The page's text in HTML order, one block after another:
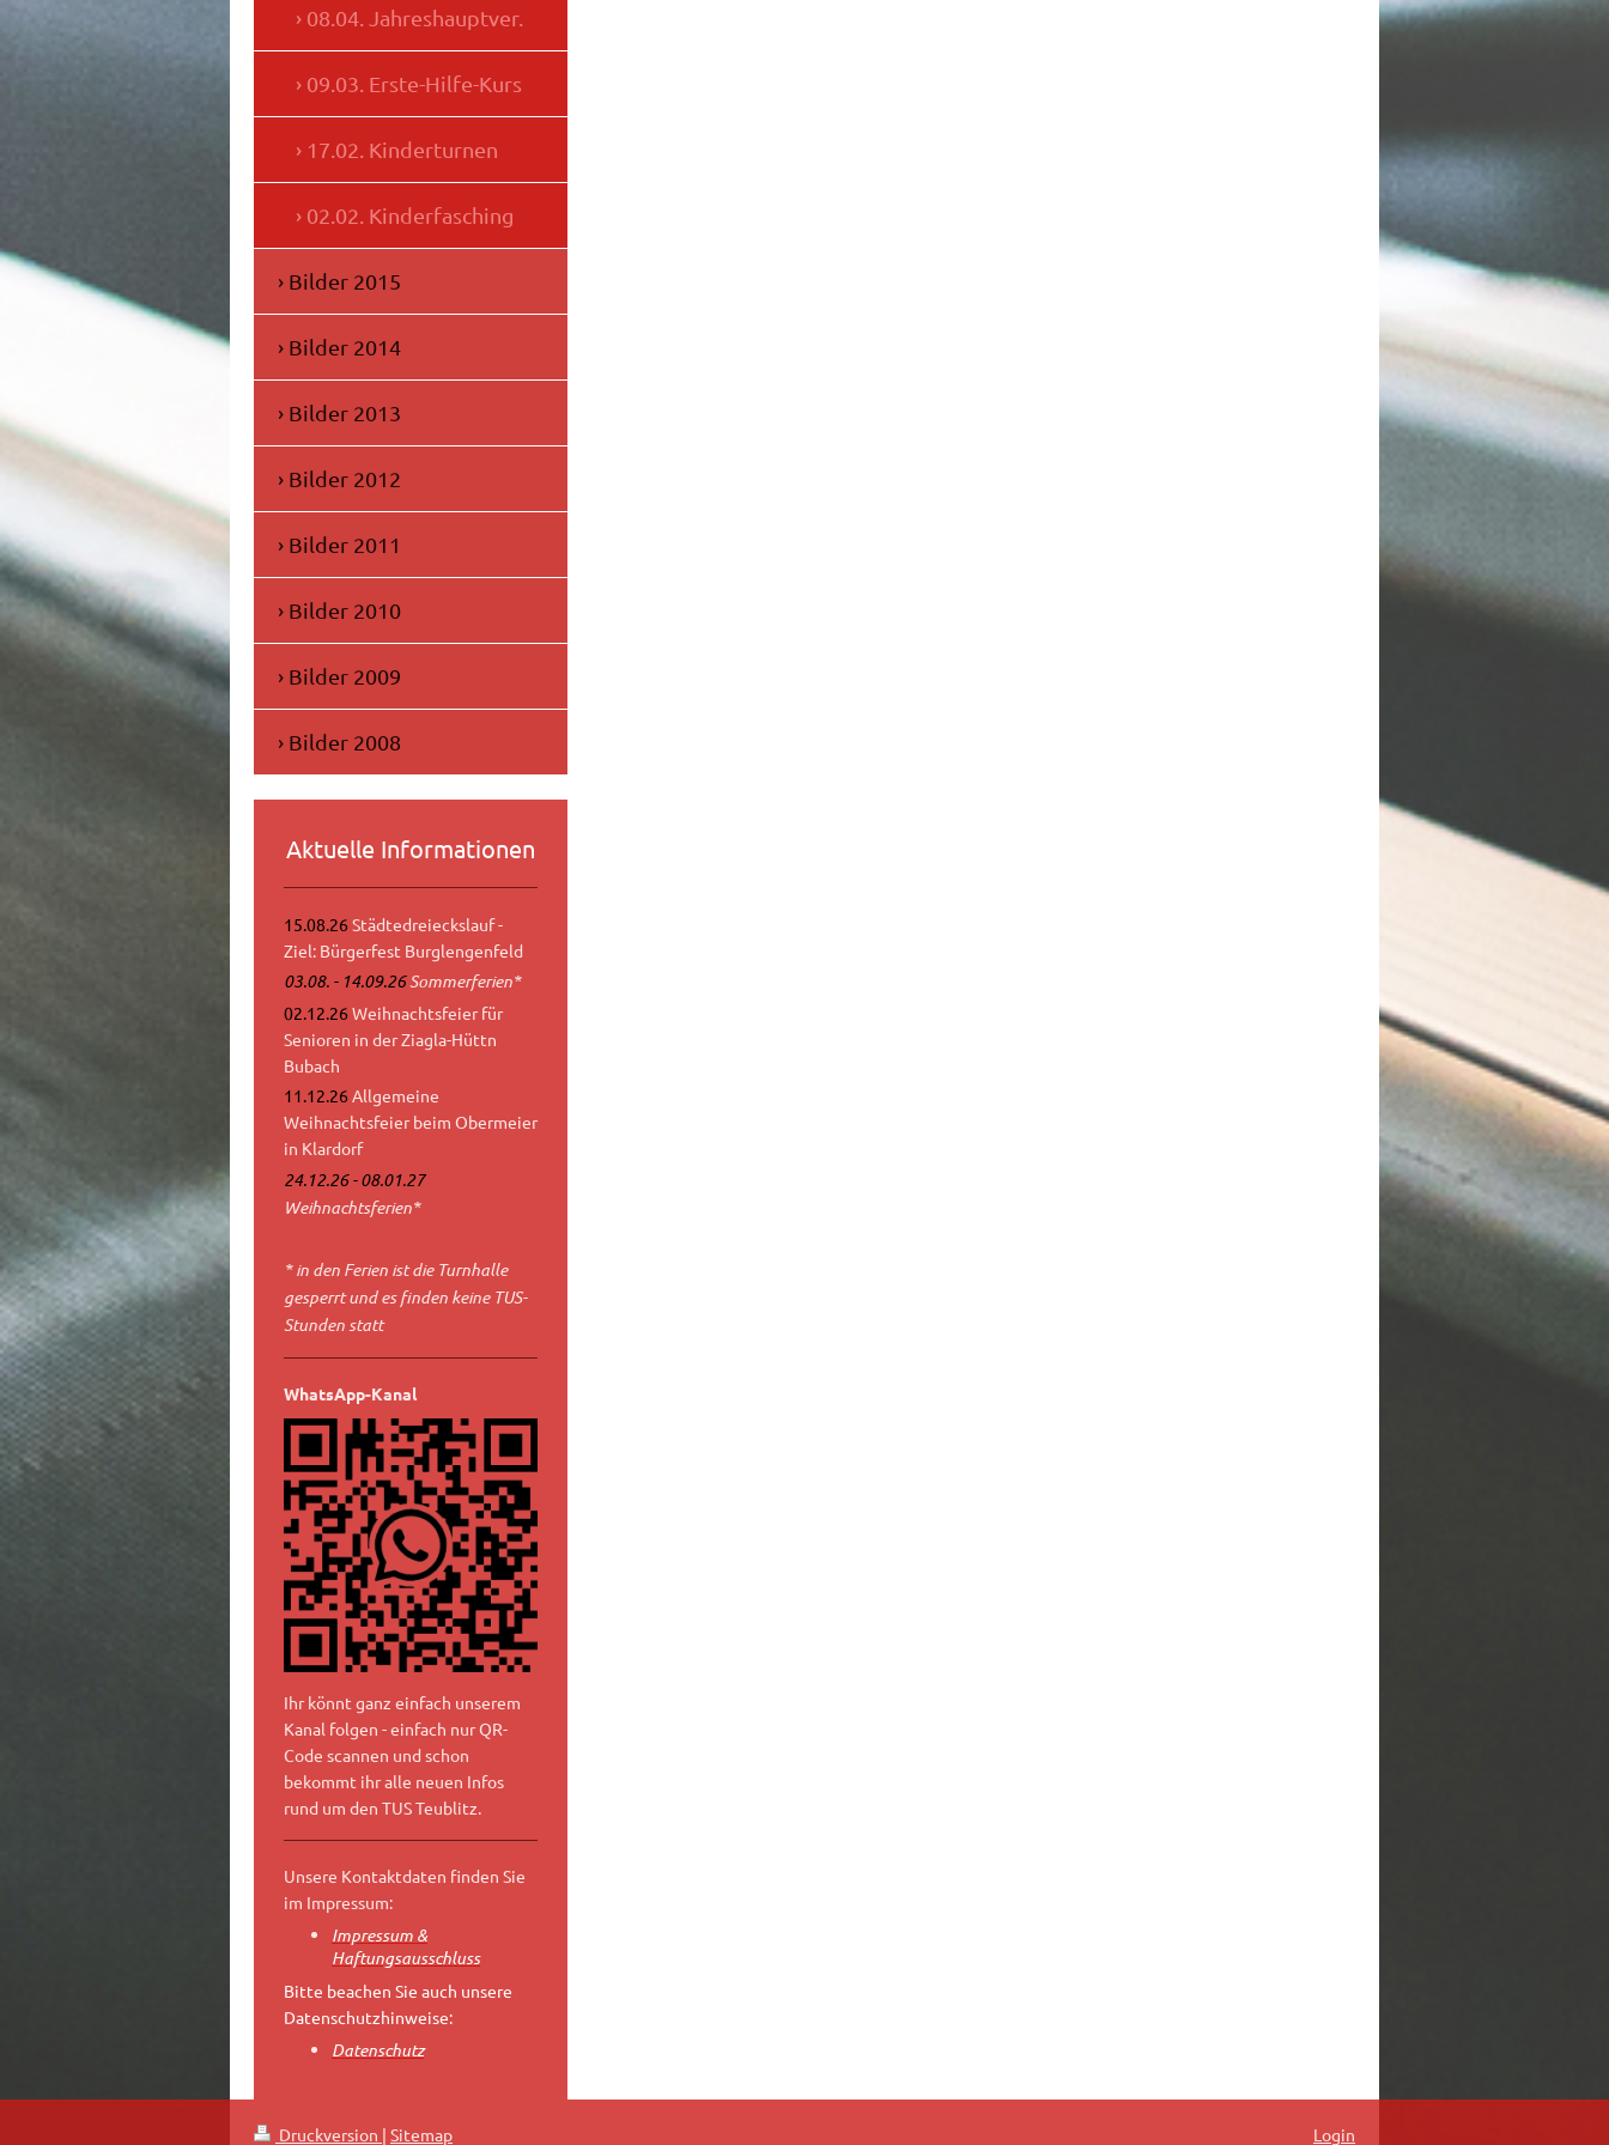
08.04. Jahreshauptver.
09.03. Erste-Hilfe-Kurs
17.02. Kinderturnen
02.02. Kinderfasching
Bilder 2015
Bilder 2014
Bilder 2013
Bilder 2012
Bilder 2011
Bilder 2010
Bilder 2009
Bilder 2008
Aktuelle Informationen
15.08.26Städtedreieckslauf -
Ziel: Bürgerfest Burglengenfeld
03.08. - 14.09.26Sommerferien*
02.12.26Weihnachtsfeier für
Senioren in der Ziagla-Hüttn
Bubach
11.12.26Allgemeine
Weihnachtsfeier beim Obermeier
in Klardorf
24.12.26 - 08.01.27
Weihnachtsferien*
* in den Ferien ist die Turnhalle
gesperrt und es finden keine TUS-
Stunden statt
WhatsApp-Kanal
Ihr könnt ganz einfach unserem
Kanal folgen - einfach nur QR-
Code scannen und schon
bekommt ihr alle neuen Infos
rund um den TUS Teublitz.
Unsere Kontaktdaten finden Sie
im Impressum:
Impressum &
Haftungsausschluss
Bitte beachen Sie auch unsere
Datenschutzhinweise:
Datenschutz
Druckversion | Sitemap Login